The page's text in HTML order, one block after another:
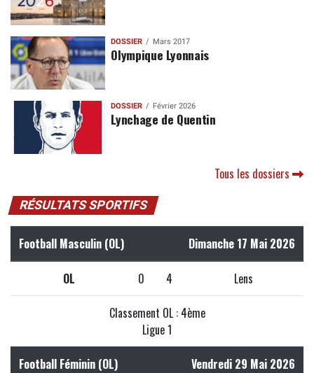
DOSSIER Mars 2017
Olympique Lyonnais
DOSSIER Février 2026
Lynchage de Quentin
Tous les dossiers
RÉSULTATS SPORTIFS
Football Masculin (OL) Dimanche 17 Mai 2026
OL 0 4 Lens
Classement OL : 4ème
Ligue 1
Football Féminin (OL) Vendredi 29 Mai 2026